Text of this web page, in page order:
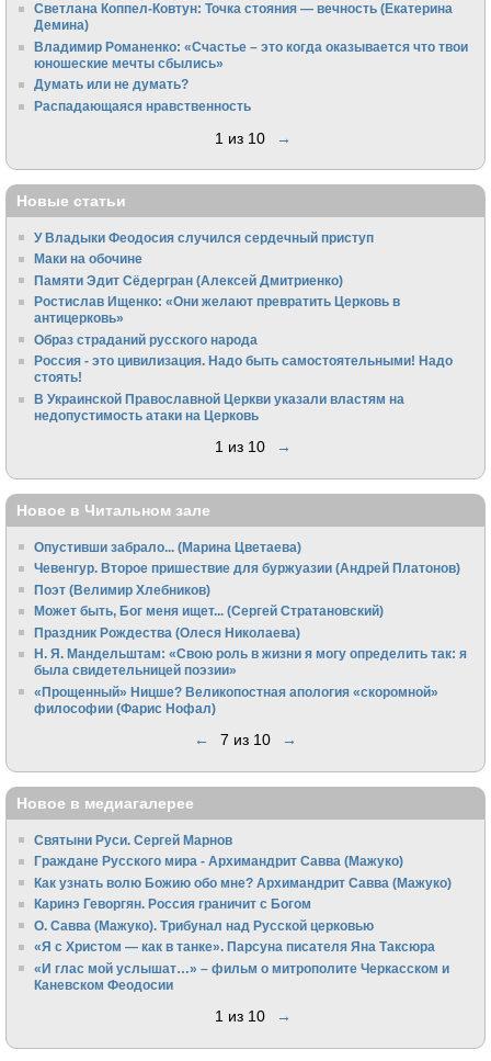
Светлана Коппел-Ковтун: Точка стояния — вечность (Екатерина
Демина)
Владимир Романенко: «Счастье – это когда оказывается что твои
юношеские мечты сбылись»
Думать или не думать?
Распадающаяся нравственность
1 из 10 →
Новые статьи
У Владыки Феодосия случился сердечный приступ
Маки на обочине
Памяти Эдит Сёдергран (Алексей Дмитриенко)
Ростислав Ищенко: «Они желают превратить Церковь в
антицерковь»
Образ страданий русского народа
Россия - это цивилизация. Надо быть самостоятельными! Надо
стоять!
В Украинской Православной Церкви указали властям на
недопустимость атаки на Церковь
1 из 10 →
Новое в Читальном зале
Опустивши забрало... (Марина Цветаева)
Чевенгур. Второе пришествие для буржуазии (Андрей Платонов)
Поэт (Велимир Хлебников)
Может быть, Бог меня ищет... (Сергей Стратановский)
Праздник Рождества (Олеся Николаева)
Н. Я. Мандельштам: «Свою pоль в жизни я могу опpеделить так: я
была свидетельницей поэзии»
«Прощенный» Ницше? Великопостная апология «скоромной»
философии (Фарис Нофал)
← 7 из 10 →
Новое в медиагалерее
Святыни Руси. Сергей Марнов
Граждане Русского мира - Архимандрит Савва (Мажуко)
Как узнать волю Божию обо мне? Архимандрит Савва (Мажуко)
Каринэ Геворгян. Россия граничит с Богом
О. Савва (Мажуко). Трибунал над Русской церковью
«Я с Христом — как в танке». Парсуна писателя Яна Таксюра
«И глас мой услышат…» – фильм о митрополите Черкасском и
Каневском Феодосии
1 из 10 →